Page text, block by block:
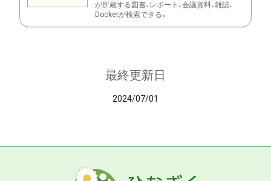
が所蔵する図書、レポート、会議資料、雑誌、
Docketが検索できる。
最終更新日
2024/07/01